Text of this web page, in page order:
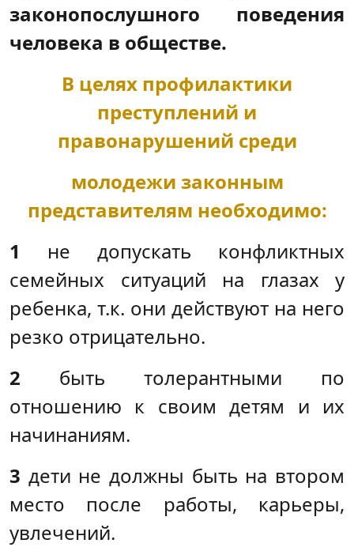
законопослушного поведения
человека в обществе.
В целях профилактики
преступлений и
правонарушений среди
молодежи законным
представителям необходимо:
1
не допускать конфликтных
семейных ситуаций на глазах у
ребенка, т.к. они действуют на него
резко отрицательно.
2 быть толерантными по
отношению к своим детям и их
начинаниям.
3 дети не должны быть на втором
место после работы, карьеры,
увлечений.